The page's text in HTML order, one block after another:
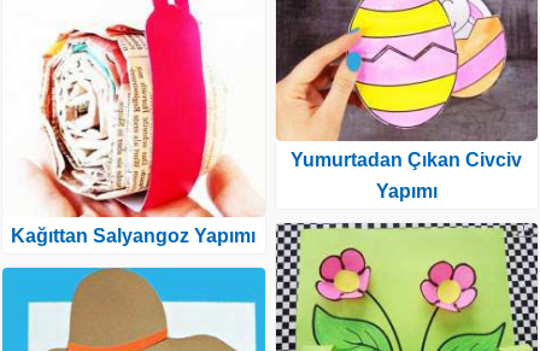
Kağıttan Salyangoz Yapımı
Yumurtadan Çıkan Civciv
Yapımı